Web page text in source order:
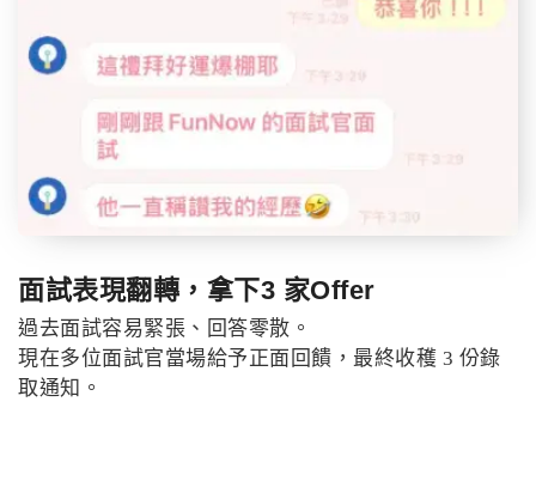
面試表現翻轉，拿下3 家Offer
過去面試容易緊張、回答零散。
現在多位面試官當場給予正面回饋，最終收穫 3 份錄
取通知。